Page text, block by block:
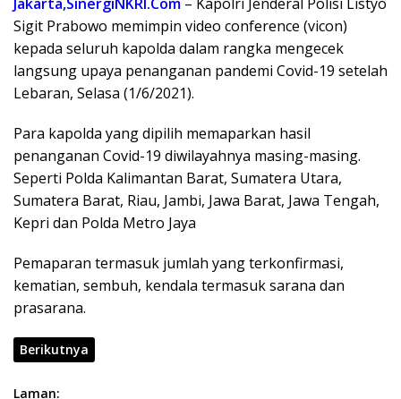
e
b
o
o
k
itt
er
at
s
A
p
p
e e
gr
a
m
ar
e
Sigit Prabowo memimpin video conference (vicon)
kepada seluruh kapolda dalam rangka mengecek
langsung upaya penanganan pandemi Covid-19 setelah
Lebaran, Selasa (1/6/2021).
Para kapolda yang dipilih memaparkan hasil
penanganan Covid-19 diwilayahnya masing-masing.
Seperti Polda Kalimantan Barat, Sumatera Utara,
Sumatera Barat, Riau, Jambi, Jawa Barat, Jawa Tengah,
Kepri dan Polda Metro Jaya
Pemaparan termasuk jumlah yang terkonfirmasi,
kematian, sembuh, kendala termasuk sarana dan
prasarana.
Berikutnya
Laman: